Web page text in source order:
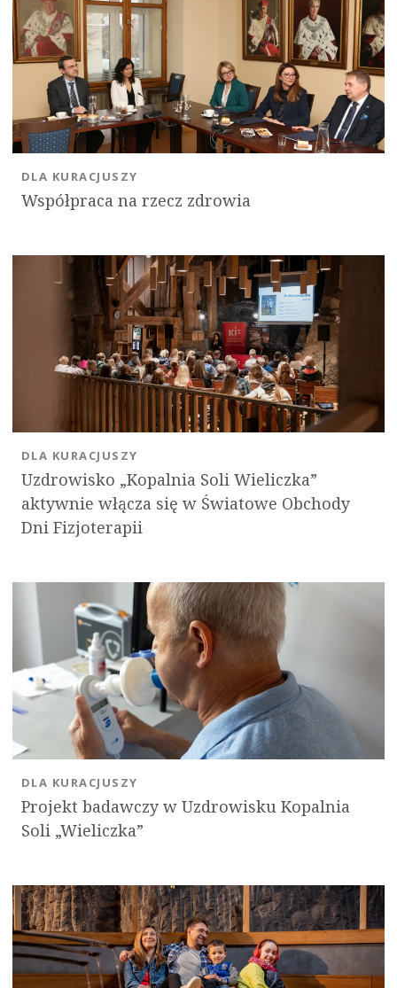
Współpraca na rzecz zdrowia
DLA KURACJUSZY
Uzdrowisko „Kopalnia Soli Wieliczka”
aktywnie włącza się w Światowe Obchody
Dni Fizjoterapii
DLA KURACJUSZY
Projekt badawczy w Uzdrowisku Kopalnia
Soli „Wieliczka”
DLA KURACJUSZY